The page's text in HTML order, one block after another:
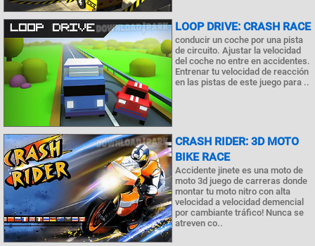
LOOP DRIVE: CRASH RACE
conducir un coche por una pista
de circuito. Ajustar la velocidad
del coche no entre en accidentes.
Entrenar tu velocidad de reacción
en las pistas de este juego para ..
CRASH RIDER: 3D MOTO
BIKE RACE
Accidente jinete es una moto de
moto 3d juego de carreras donde
montar tu moto nitro con alta
velocidad a velocidad demencial
por cambiante tráfico! Nunca se
atreven co..